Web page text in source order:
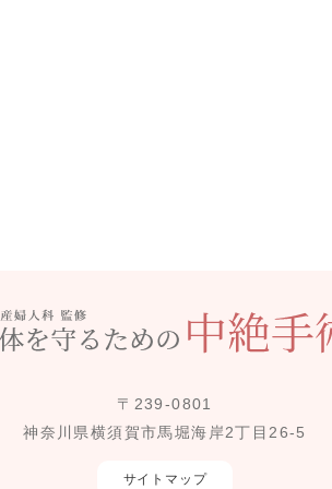
〒239-0801
神奈川県横須賀市馬堀海岸2丁目26-5
サイトマップ